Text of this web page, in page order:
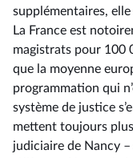
supplémentaires,
La France est
magistrats pour 100
que la moyenne
programmation qui
système de justice
mettent toujours
judiciaire de Nancy